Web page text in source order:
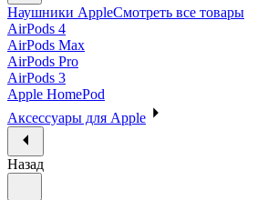
Наушники AppleСмотреть все товары
AirPods 4
AirPods Max
AirPods Pro
AirPods 3
Apple HomePod
Аксессуары для Apple
Назад